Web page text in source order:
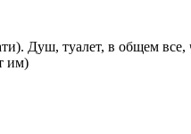
Душ, туалет, в общем все,
им)